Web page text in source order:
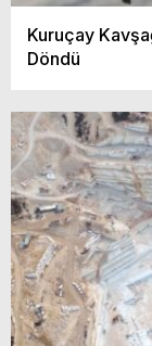
Kuruçay
Döndü